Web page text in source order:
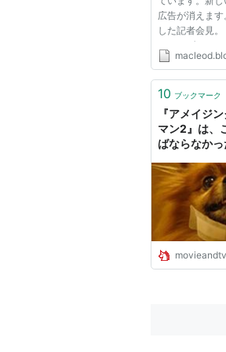
広告が消えます
した記者会見
スパイダーマ
タル商品許諾に
の「アメイジン
独占...
10 ブックマーク
『アメイジ
マン2』は、
ばならなかっ